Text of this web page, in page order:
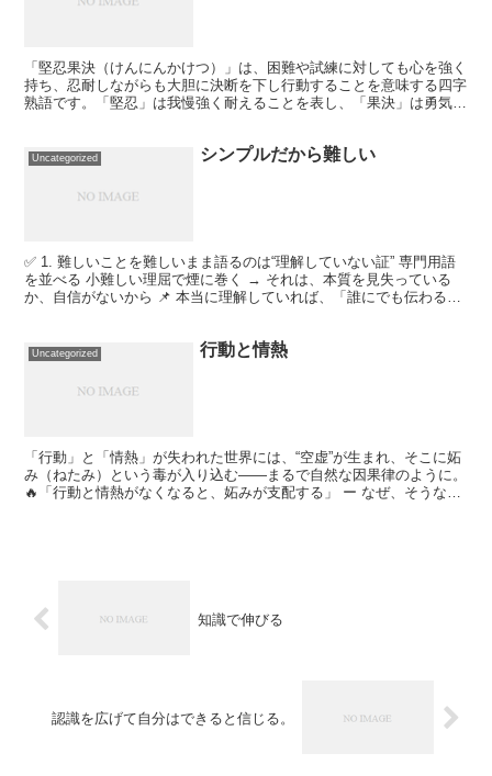
「堅忍果決（けんにんかけつ）」は、困難や試練に対しても心を強く
持ち、忍耐しながらも大胆に決断を下し行動することを意味する四字
熟語です。「堅忍」は我慢強く耐えることを表し、「果決」は勇気を
Uncategorized シンプルだから難しい
✅ 1. 難しいことを難しいまま語るのは“理解していない証” 専門用語
を並べる 小難しい理屈で煙に巻く → それは、本質を見失っている
か、自信がないから 📌 本当に理解していれば、「誰にでも伝わる言
Uncategorized 行動と情熱
「行動」と「情熱」が失われた世界には、“空虚”が生まれ、そこに妬
み（ねたみ）という毒が入り込む――まるで自然な因果律のように。
🔥「行動と情熱がなくなると、妬みが支配する」 ー なぜ、そうなる
知識で伸びる
認識を広げて自分はできると信じる。